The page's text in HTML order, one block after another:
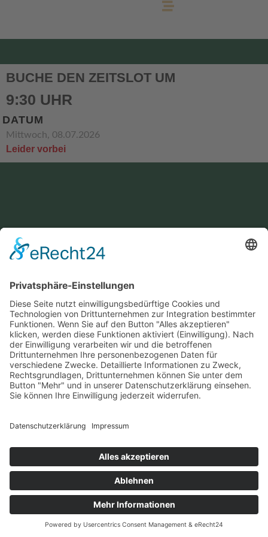
BUCHE DEN ZEITSLOT UM
9:30 UHR
DATUM
Mittwoch, 08.07.2026
Leider vorbei
Ein Produkt von SYNTURA - Emotion,
Spaß und Herausforderung
KONTAKT
+49 7422 240693
Impressum Datenschutz­
© Hirschgrund Zipline Area
Vertrag widerrufen